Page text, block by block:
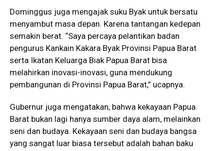
Dominggus juga mengajak suku Byak untuk bersatu
menyambut masa depan. Karena tantangan kedepan
semakin berat. “Saya percaya pelantikan badan
pengurus Kankain Kakara Byak Provinsi Papua Barat
serta Ikatan Keluarga Biak Papua Barat bisa
melahirkan inovasi-inovasi, guna mendukung
pembangunan di Provinsi Papua Barat,” ucapnya.
Gubernur juga mengatakan, bahwa kekayaan Papua
Barat bukan lagi hanya sumber daya alam, melainkan
seni dan budaya. Kekayaan seni dan budaya bangsa
yang sangat luar biasa tersebut adalah bahan baku